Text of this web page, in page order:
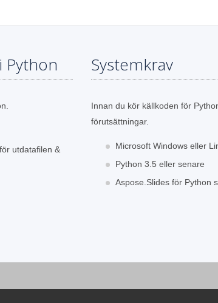
Python
utdatafilen &
Systemkrav
Innan du kör källkoden för
förutsättningar.
Microsoft Windows eller
Python 3.5 eller senare
Aspose.Slides för Python